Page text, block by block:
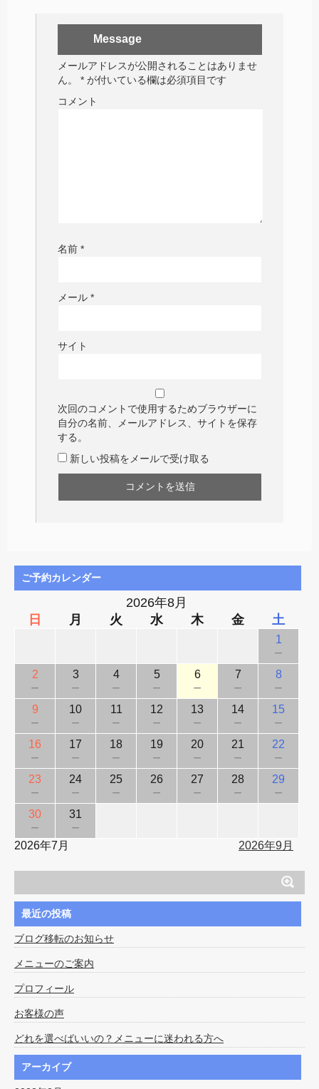
Message
メールアドレスが公開されることはありませ
ん。
* が付いている欄は必須項目です
コメント
名前 *
メール *
サイト
次回のコメントで使用するためブラウザーに
自分の名前、メールアドレス、サイトを保存
する。
新しい投稿をメールで受け取る
ご予約カレンダー
2026年8月
日
月 火 水 木 金 土
1
－
2
－
3
－
4
－
5
－
6
－
7
－
8
－
9
－
10
－
11
－
12
－
13
－
14
－
15
－
16
－
17
－
18
－
19
－
20
－
21
－
22
－
23
－
24
－
25
－
26
－
27
－
28
－
29
－
30
－
31
－
2026年7月 2026年9月
最近の投稿
ブログ移転のお知らせ
メニューのご案内
プロフィール
お客様の声
どれを選べばいいの？メニューに迷われる方へ
アーカイブ